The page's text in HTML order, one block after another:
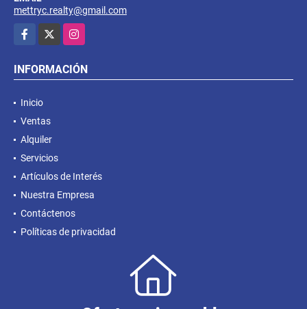
mettryc.realty@gmail.com
Facebook
Instagram
INFORMACIÓN
Inicio
Ventas
Alquiler
Servicios
Artículos de Interés
Nuestra Empresa
Contáctenos
Políticas de privacidad